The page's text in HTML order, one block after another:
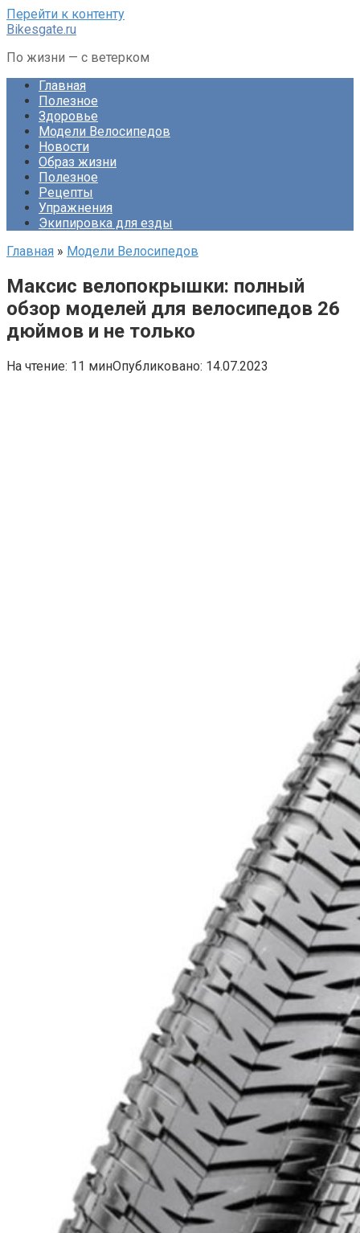
Перейти к контенту
Bikesgate.ru
По жизни — с ветерком
Главная
Полезное
Здоровье
Модели Велосипедов
Новости
Образ жизни
Полезное
Рецепты
Упражнения
Экипировка для езды
Главная » Модели Велосипедов
Максис велопокрышки: полный
обзор моделей для велосипедов 26
дюймов и не только
На чтение: 11 минОпубликовано: 14.07.2023